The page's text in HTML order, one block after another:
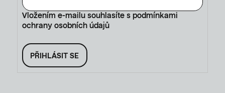
Vložením e-mailu souhlasíte s podmínkami
ochrany osobních údajů
PŘIHLÁSIT SE